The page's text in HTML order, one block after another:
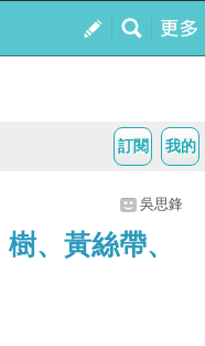
我的
訂閱
吳思鋒
、黃絲帶、